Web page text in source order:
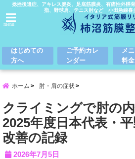
捻挫後遺症、アキレス腱炎、足底筋膜炎、有痛性外脛
指、野球肩、テニス肘など 小田急線喜
menu
はじめての
方へ
ご予約カレ
ンダー
メ
料金
ホーム 肘・肩の症状
クライミングで肘の内
2025年度日本代表・
改善の記録
2026年7月5日